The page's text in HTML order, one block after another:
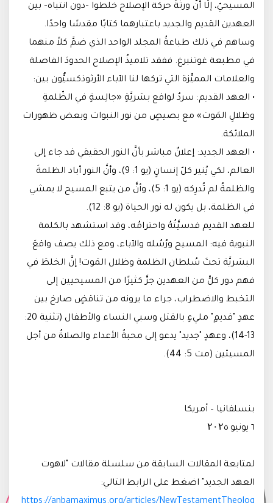
المسيحيّ، إلّا أنَّ ورثةَ حركة الإصلاح خلطوا –دون انتباه– بين
العهدين القديم والجديد باعتبارهما كتابًا مقدسًا واحدًا.
وساهم في ذلك طباعةُ المجلد الواحد الذي ضمَّ كلاً منهما
في مطبعة غوتنبرغ. ففقد تلاميذُ الإصلاح الحدودَ الفاصلة
والعلامات المميِّزة التي تركها لنا الآباء الأرثوذكسيُّون بين:
• العهد القديم: سردٌ لواقع بشريَّةٍ «جالِسةٍ في الظّلمةِ
وظلالِ المَوت» مع بصيصٍ من نور النبوات وبعض ظهورات
الملائكة.
• العهد الجديد: إعلانٌ مباشر بأنَّ النور الحقيقي قد جاء إلى
العالم، لكي يُنير كلّ إنسانٍ (يو 1: 9)، وأنَّ النور أباد الظلمةَ
والظلمةُ لم تُدرِكه (يو 1: 5)، وأنَّ من يتبع المسيح لا يمشي
في الظلمة، بل يكون له نور الحياة (يو 8: 12).
للعهد القديم قدسيَّتُهُ واحترامُه، وقد استشهد بالكلمة
النبوية فيه: المسيح ورُسُله والآباء، ومع ذلك يصف واقعَ
البشريَّة تحتَ سُلطان الظلمة وظلال المَوت! إنَّ الخلطَ في
فهم دور كلٍّ من العهدين جرَّ كثيرًا من المسيحيين إلى
التخبط والاضطراب، جراء ما يرونه من تناقضٍ صارخ بين
عهدٍ "قديمٍ" مليءٍ بالقتل وسبي النساء والأطفال (تثنية 20:
13-14)، وعهدٍ "جديد" يدعو إلى محبةُ الأعداء والصلاةُ من أجل
المسيئين (مت 5: 44).
بنسلفانيا – أمريكا
٦ يونيو ۲۰۲٥
لمتابعة المقالات السابقة من سلسلة مقالات "لاهوت
العهد الجديد" اضغط على الرابط التالي: